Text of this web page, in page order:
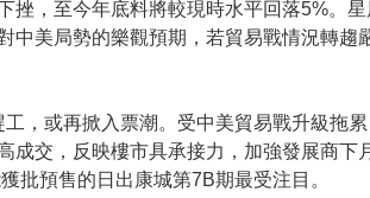
，至今年底料將較現時水平回落5%。
美局勢的樂觀預期，若貿易戰情況轉趨
，或再掀入票潮。受中美貿易戰升級拖
交，反映樓市具承接力，加強發展商下
批預售的日出康城第7B期最受注目。